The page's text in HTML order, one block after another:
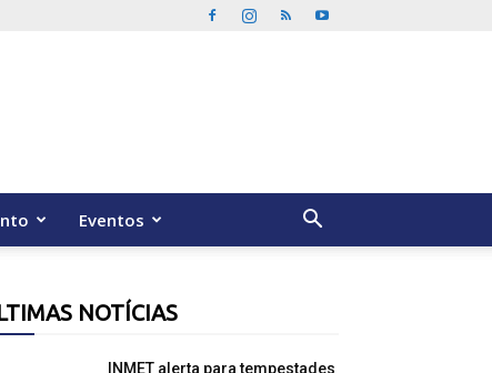
Eventos
NOTÍCIAS
INMET alerta para tempestades